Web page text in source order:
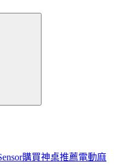
購買神桌推薦電動麻